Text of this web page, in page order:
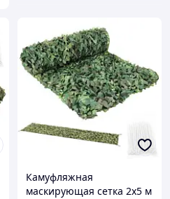
Камуфляжная
маскирующая сетка 2x5 м